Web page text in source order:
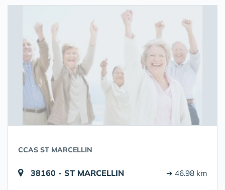
CCAS ST MARCELLIN
38160 - ST MARCELLIN ➔ 46.98 km